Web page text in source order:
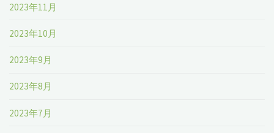
2023年11月
2023年10月
2023年9月
2023年8月
2023年7月